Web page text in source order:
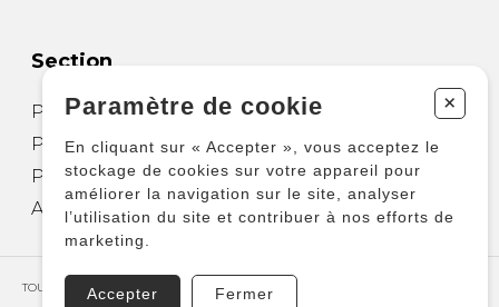
Section
Partitions pour guitare
Partitions pour autres instruments
Partitions pour ensembles
Autres produits
TOUS DROITS RÉSERVÉS © COPYRIGHT 2026 – PRODUCTIONS D'OZ
Paramètre de cookie +
En cliquant sur « Accepter », vous acceptez le
stockage de cookies sur votre appareil pour
améliorer la navigation sur le site, analyser
l’utilisation du site et contribuer à nos efforts de
marketing.
Accepter Fermer